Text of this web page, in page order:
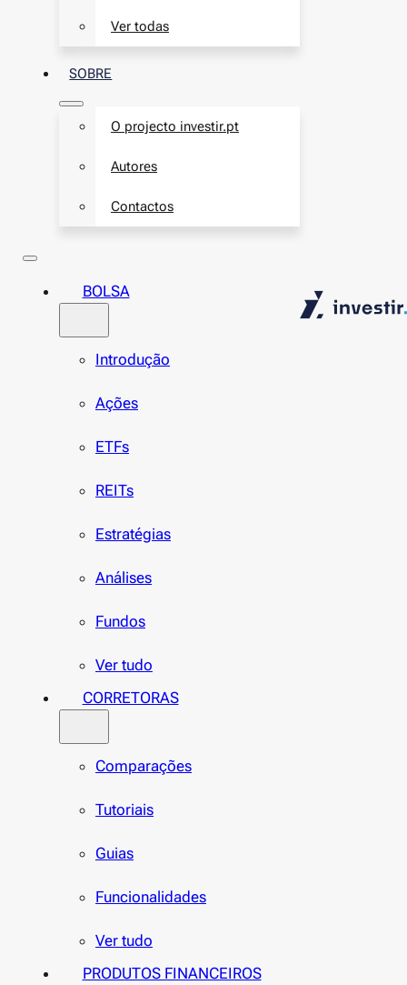
Ver todas
SOBRE
O projecto investir.pt
Autores
Contactos
BOLSA
Introdução
Ações
ETFs
REITs
Estratégias
Análises
Fundos
Ver tudo
CORRETORAS
Comparações
Tutoriais
Guias
Funcionalidades
Ver tudo
PRODUTOS FINANCEIROS